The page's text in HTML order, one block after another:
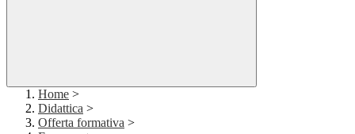
Home >
Didattica >
Offerta formativa >